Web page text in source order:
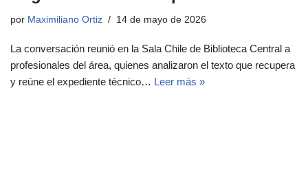
por Maximiliano Ortiz 14 de mayo de 2026
La conversación reunió en la Sala Chile de Biblioteca Central a
profesionales del área, quienes analizaron el texto que recupera
y reúne el expediente técnico… Leer más »